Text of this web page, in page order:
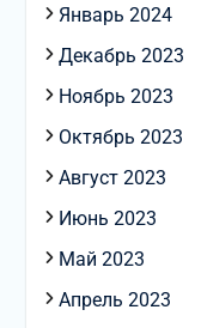
Январь 2024
Декабрь 2023
Ноябрь 2023
Октябрь 2023
Август 2023
Июнь 2023
Май 2023
Апрель 2023